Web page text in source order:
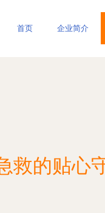
首页 企业简介
救的贴心